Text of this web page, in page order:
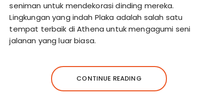
seniman untuk mendekorasi dinding mereka.
Lingkungan yang indah Plaka adalah salah satu
tempat terbaik di Athena untuk mengagumi seni
jalanan yang luar biasa.
CONTINUE READING